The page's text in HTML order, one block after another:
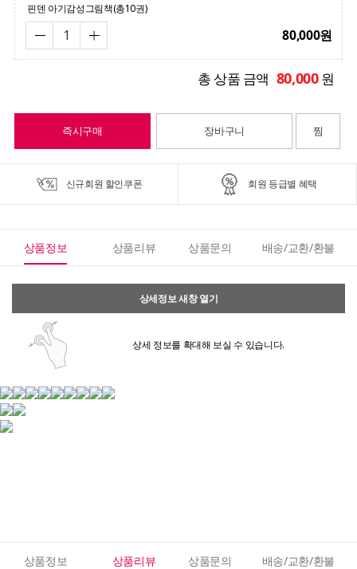
핀덴 아기감성그림책(총10권)
80,000원
총 상품 금액 80,000원
즉시구매 장바구니 찜
신규회원 할인쿠폰 회원 등급별 혜택
상품정보 상품리뷰 상품문의 배송/교환/환불
상세정보 새창 열기
상세 정보를 확대해 보실 수 있습니다.
상품정보 상품리뷰 상품문의 배송/교환/환불